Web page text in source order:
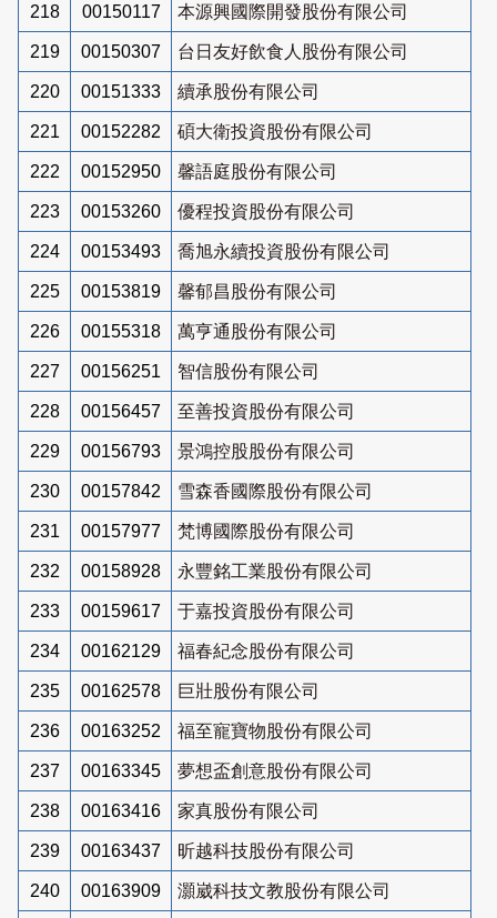
218 00150117 本源興國際開發股份有限公司
219 00150307 台日友好飲食人股份有限公司
220 00151333 續承股份有限公司
221 00152282 碩大衛投資股份有限公司
222 00152950 馨語庭股份有限公司
223 00153260 優程投資股份有限公司
224 00153493 喬旭永續投資股份有限公司
225 00153819 馨郁昌股份有限公司
226 00155318 萬亨通股份有限公司
227 00156251 智信股份有限公司
228 00156457 至善投資股份有限公司
229 00156793 景鴻控股股份有限公司
230 00157842 雪森香國際股份有限公司
231 00157977 梵博國際股份有限公司
232 00158928 永豐銘工業股份有限公司
233 00159617 于嘉投資股份有限公司
234 00162129 福春紀念股份有限公司
235 00162578 巨壯股份有限公司
236 00163252 福至寵寶物股份有限公司
237 00163345 夢想盃創意股份有限公司
238 00163416 家真股份有限公司
239 00163437 昕越科技股份有限公司
240 00163909 灝崴科技文教股份有限公司